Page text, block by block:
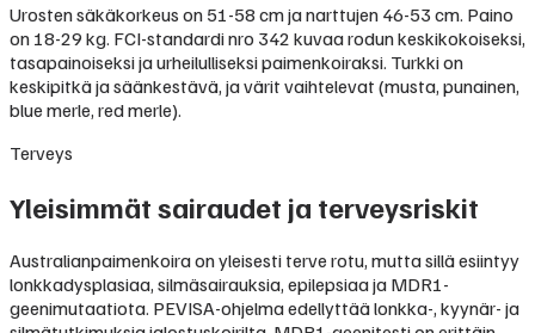
Urosten säkäkorkeus on 51-58 cm ja narttujen 46-53 cm. Paino
on 18-29 kg. FCI-standardi nro 342 kuvaa rodun keskikokoiseksi,
tasapainoiseksi ja urheilulliseksi paimenkoiraksi. Turkki on
keskipitkä ja säänkestävä, ja värit vaihtelevat (musta, punainen,
blue merle, red merle).
Terveys
Yleisimmät sairaudet ja terveysriskit
Australianpaimenkoira on yleisesti terve rotu, mutta sillä esiintyy
lonkkadysplasiaa, silmäsairauksia, epilepsiaa ja MDR1-
geenimutaatiota. PEVISA-ohjelma edellyttää lonkka-, kyynär- ja